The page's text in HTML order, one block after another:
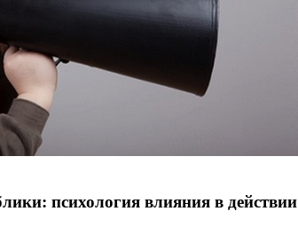
психология влияния в действии